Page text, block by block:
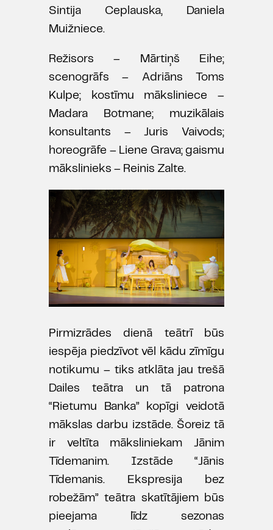
Sintija Ceplauska, Daniela
Muižniece.
Režisors – Mārtiņš Eihe;
scenogrāfs – Adriāns Toms
Kulpe; kostīmu māksliniece –
Madara Botmane; muzikālais
konsultants – Juris Vaivods;
horeogrāfe – Liene Grava; gaismu
mākslinieks – Reinis Zalte.
Pirmizrādes dienā teātrī būs
iespēja piedzīvot vēl kādu zīmīgu
notikumu – tiks atklāta jau trešā
Dailes teātra un tā patrona
“Rietumu Banka” kopīgi veidotā
mākslas darbu izstāde. Šoreiz tā
ir veltīta māksliniekam Jānim
Tīdemanim. Izstāde “Jānis
Tīdemanis. Ekspresija bez
robežām” teātra skatītājiem būs
pieejama līdz sezonas